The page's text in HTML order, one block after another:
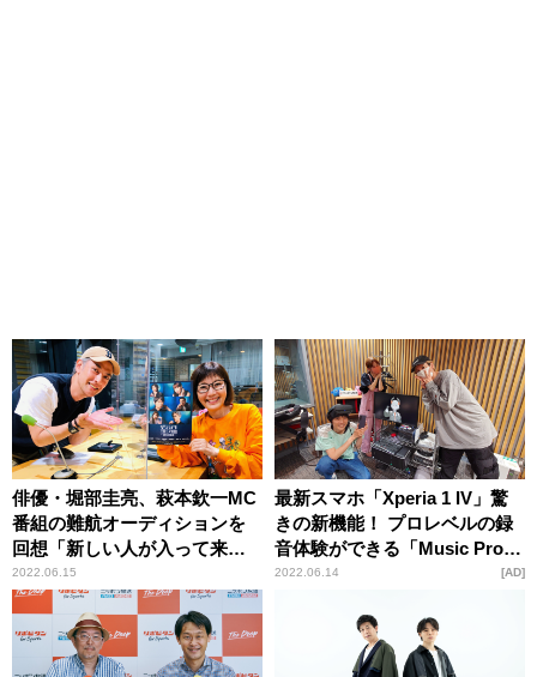
俳優・堀部圭亮、萩本欽一MC
番組の難航オーディションを
回想「新しい人が入って来て
はいなくなり……」
2022.06.15
最新スマホ「Xperia 1 IV」驚
きの新機能！ プロレベルの録
音体験ができる「Music Pro」
とは
2022.06.14 AD